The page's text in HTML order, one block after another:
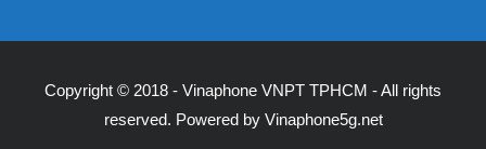
Copyright © 2018 - Vinaphone VNPT TPHCM - All rights
reserved. Powered by Vinaphone5g.net